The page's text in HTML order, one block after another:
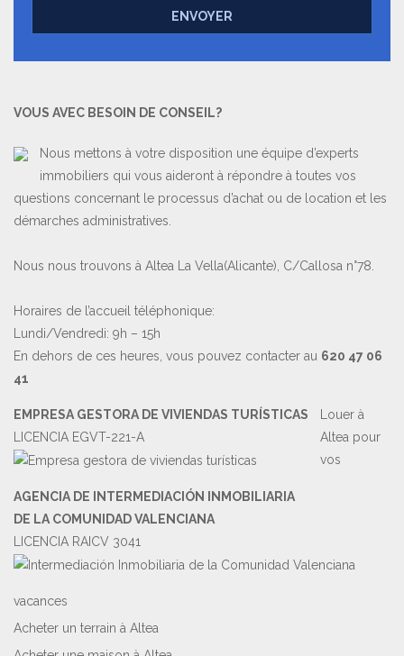
ENVOYER
VOUS AVEC BESOIN DE CONSEIL?
Nous mettons à votre disposition une équipe d’experts
immobiliers qui vous aideront à répondre à toutes vos
questions concernant le processus d’achat ou de location et les
démarches administratives.
Nous nous trouvons à Altea La Vella(Alicante), C/Callosa n°78.
Horaires de l’accueil téléphonique:
Lundi/Vendredi: 9h – 15h
En dehors de ces heures, vous pouvez contacter au 620 47 06
41
EMPRESA GESTORA DE VIVIENDAS TURÍSTICAS
LICENCIA EGVT-221-A
AGENCIA DE INTERMEDIACIÓN INMOBILIARIA
DE LA COMUNIDAD VALENCIANA
LICENCIA RAICV 3041
Louer à
Altea pour
vos
vacances
Acheter un terrain à Altea